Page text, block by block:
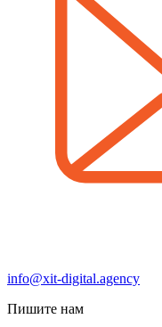
info@xit-digital.agency
Пишите нам